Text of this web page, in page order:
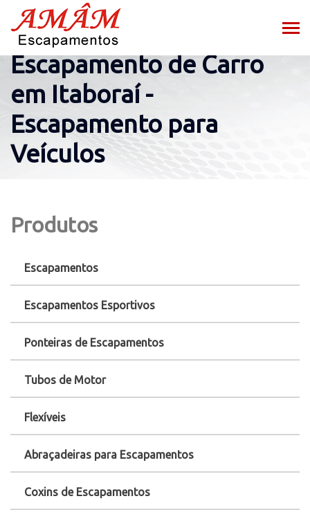
Escapamento de Carro
em Itaboraí -
Escapamento para
Veículos
Produtos
Escapamentos
Escapamentos Esportivos
Ponteiras de Escapamentos
Tubos de Motor
Flexíveis
Abraçadeiras para Escapamentos
Coxins de Escapamentos